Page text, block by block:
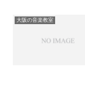
大阪の音楽教室